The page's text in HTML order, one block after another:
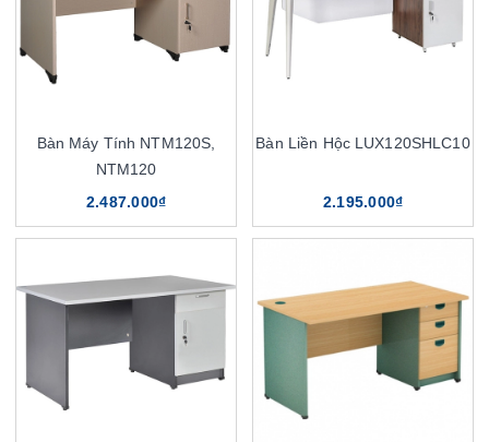
Bàn Máy Tính NTM120S,
NTM120
2.487.000₫
Bàn Liền Hộc LUX120SHLC10
2.195.000₫